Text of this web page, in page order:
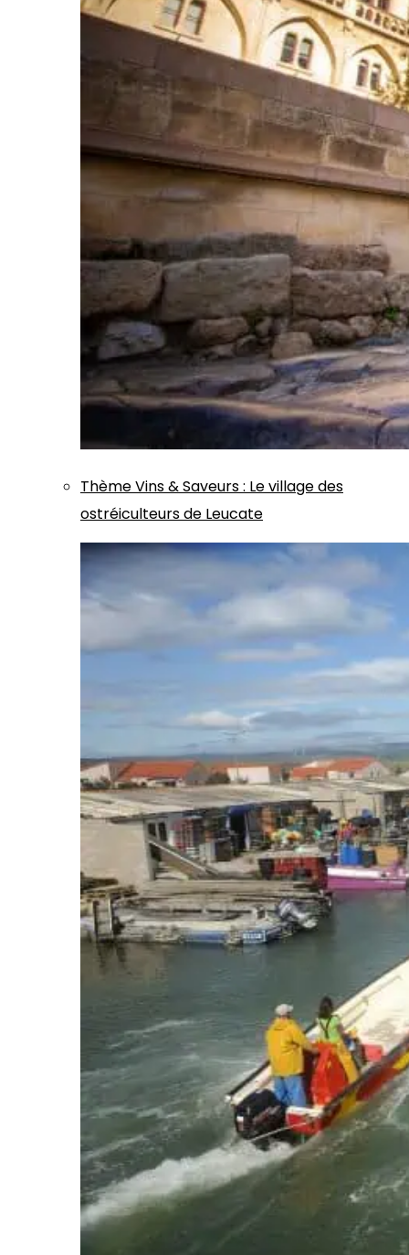
ThèmeVins & Saveurs: Le village des
ostréiculteurs de Leucate